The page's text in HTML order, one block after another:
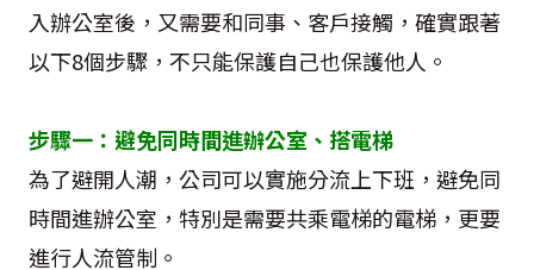
入辦公室後，又需要和同事、客戶接觸，確實跟著
以下8個步驟，不只能保護自己也保護他人。
步驟一：避免同時間進辦公室、搭電梯
為了避開人潮，公司可以實施分流上下班，避免同
時間進辦公室，特別是需要共乘電梯的電梯，更要
進行人流管制。